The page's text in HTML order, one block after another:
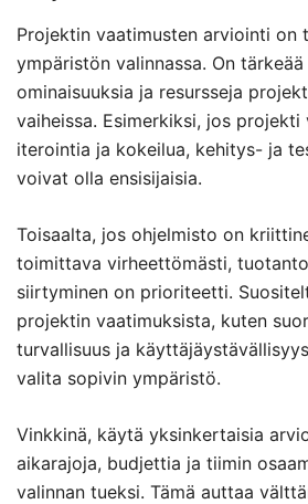
Projektin vaatimusten arviointi on
ympäristön valinnassa. On
ominaisuuksia ja resursseja
vaiheissa. Esimerkiksi, jos projekti
iterointia ja kokeilua, kehitys- ja
voivat olla ensisijaisia.
Toisaalta, jos ohjelmisto on
toimittava virheettömästi,
siirtyminen on prioriteetti.
projektin vaatimuksista, kuten
turvallisuus ja
valita sopivin ympäristö.
Vinkkinä, käytä yksinkertaisia
aikarajoja, budjettia ja tiimin
valinnan tueksi. Tämä auttaa